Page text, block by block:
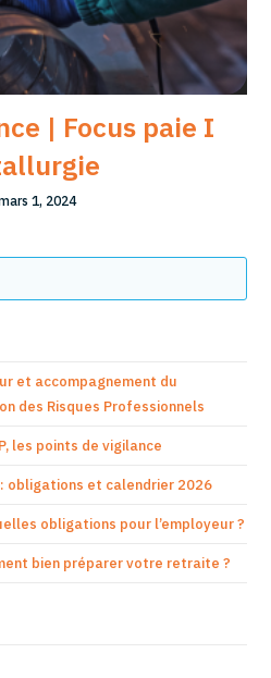
| Focus paie I
1, 2024
et accompagnement du
des Risques Professionnels
les points de vigilance
obligations et calendrier 2026
obligations pour l’employeur ?
bien préparer votre retraite ?